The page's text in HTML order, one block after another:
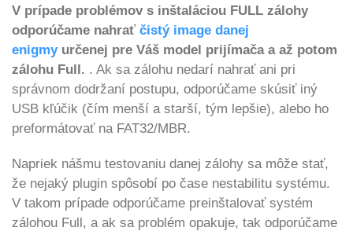
V prípade problémov s inštaláciou FULL zálohy
odporúčame nahrať čistý image danej
enigmy určenej pre Váš model prijímača a až potom
zálohu Full. . Ak sa zálohu nedarí nahrať ani pri
správnom dodržaní postupu, odporúčame skúsiť iný
USB kľúčik (čím menší a starší, tým lepšie), alebo ho
preformátovať na FAT32/MBR.
Napriek nášmu testovaniu danej zálohy sa môže stať,
že nejaký plugin spôsobí po čase nestabilitu systému.
V takom prípade odporúčame preinštalovať systém
zálohou Full, a ak sa problém opakuje, tak odporúčame